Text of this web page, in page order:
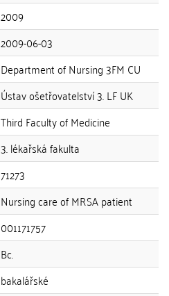
2009
2009-06-03
Department of Nursing 3FM CU
Ústav ošetřovatelství 3. LF UK
Third Faculty of Medicine
3. lékařská fakulta
71273
Nursing care of MRSA patient
001171757
Bc.
bakalářské